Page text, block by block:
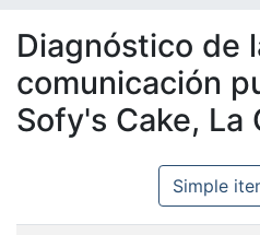
All of DSpace
Statistics
Diagnóstico de
comunicación
Sofy's Cake, La
Simple